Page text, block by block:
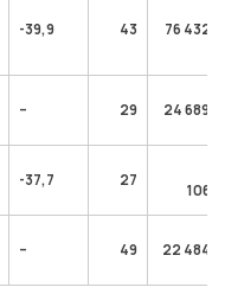
-39,9 43 76
– 29 24
-37,7 27
– 49 22